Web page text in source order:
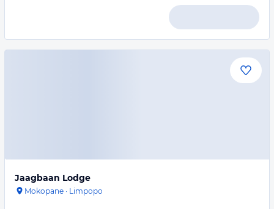
Jaagbaan Lodge
Mokopane · Limpopo